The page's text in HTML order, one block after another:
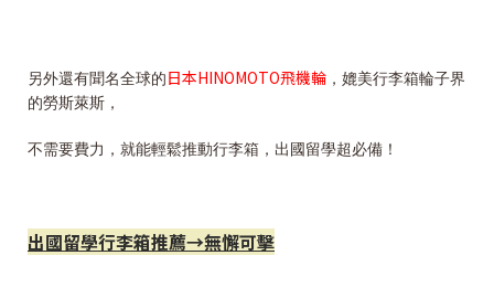
另外還有聞名全球的 日本HINOMOTO飛機輪 ，媲美行李箱輪子界
的勞斯萊斯，
不需要費力，就能輕鬆推動行李箱，出國留學超必備！
出國留學行李箱推薦→無懈可擊